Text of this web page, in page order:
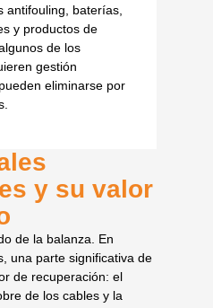
antifouling, baterías,
y productos de
de los
gestión
eliminarse por
y su valor
de la balanza. En
una parte significativa de
de recuperación: el
de los cables y la